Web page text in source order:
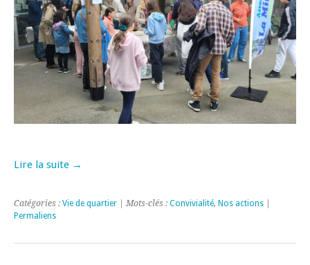
Lire la suite →
Catégories : Vie de quartier | Mots-clés : Convivialité, Nos actions
Permaliens